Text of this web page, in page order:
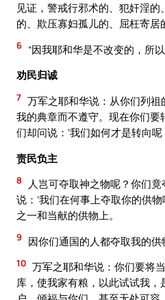
见证，警戒行邪术的、犯奸淫
的、欺压寡妇孤儿的、屈枉寄居
6 “因我耶和华是不改变的，所
劝民归诚
7 万军之耶和华说：从你们列
我的典章而不遵守。现在你们
们却问说：‘我们如何才是转向呢
责民负主
8
人岂可夺取神之物呢？你们
说：‘我们在何事上夺取你的供
之一和当献的供物上。
9 因你们通国的人都夺取我的供
10 万军之耶和华说：你们要将
库，使我家有粮，以此试试我，